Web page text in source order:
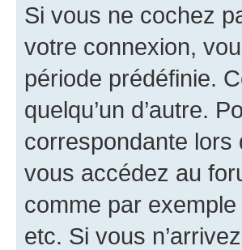
Si vous ne cochez
votre connexion,
période prédéfinie.
quelqu’un d’autre.
correspondante lors
vous accédez au
comme par
etc. Si vous